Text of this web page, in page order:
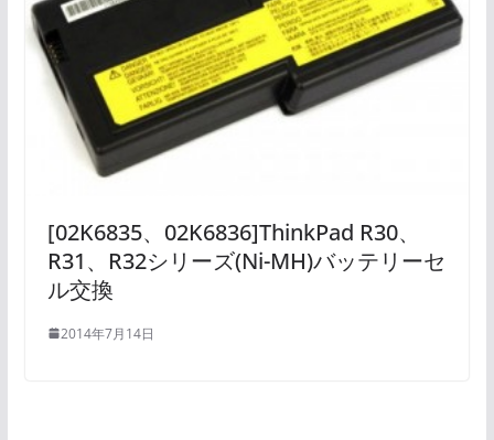
[02K6835、02K6836]ThinkPad R30、
R31、R32シリーズ(Ni-MH)バッテリーセ
ル交換
2014年7月14日